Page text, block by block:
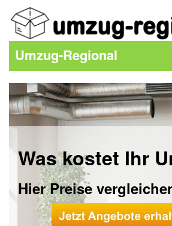
Umzug-Regional
Was kostet Ihr
Hier Preise